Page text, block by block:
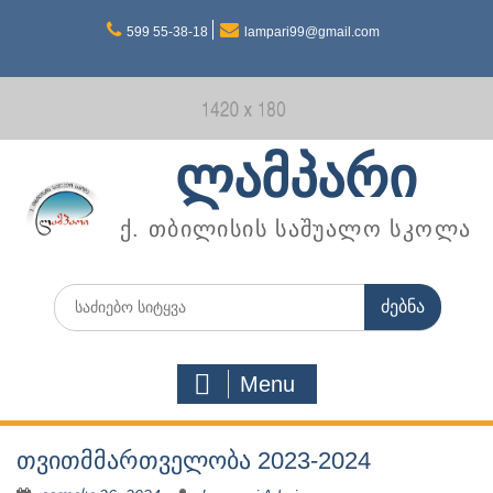
599 55-38-18 lampari99@gmail.com
ლამპარი
ქ. თბილისის საშუალო სკოლა
Search
for:
Menu
თვითმმართველობა 2023-2024